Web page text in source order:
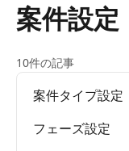
案件設定
10件の記事
案件タイプ設定
フェーズ設定